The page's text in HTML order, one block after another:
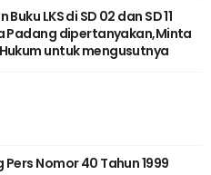
LKS di SD 02 dan SD 11
Padang dipertanyakan,Minta
untuk mengusutnya
Nomor 40 Tahun 1999